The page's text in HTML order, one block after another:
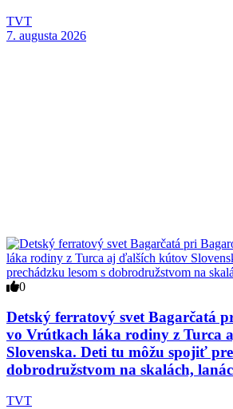
TVT
7. augusta 2026
0
Detský ferratový svet Bagarčatá
vo Vrútkach láka rodiny z Turca
Slovenska. Deti tu môžu spojiť
dobrodružstvom na skalách,
TVT